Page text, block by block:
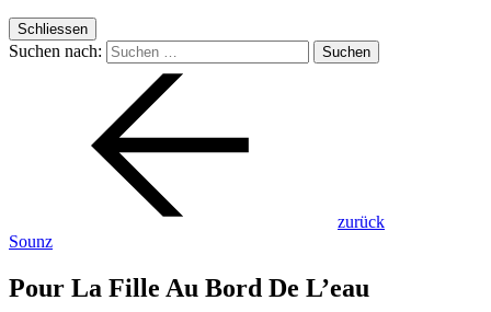
Schliessen
Suchen nach:
zurück
Sounz
Pour La Fille Au Bord De L’eau